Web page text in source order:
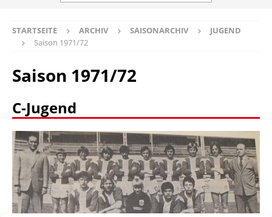
STARTSEITE ARCHIV SAISONARCHIV
JUGEND
Saison 1971/72
Saison 1971/72
C-Jugend